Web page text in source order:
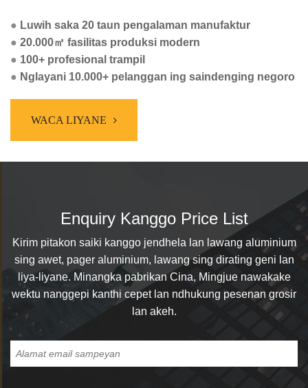
● Luwih saka 20 taun pengalaman manufaktur
● 20.000㎡ fasilitas produksi modern
● 100+ profesional trampil
● Nglayani 10.000+ pelanggan ing saindenging negoro
WACA LIYANE
Enquiry Kanggo Price List
Kirim pitakon saiki kanggo jendhela lan lawang aluminium
sing awet, pager aluminium, lawang sing dirating geni lan
liya-liyane. Minangka pabrikan Cina, Mingjue nawakake
wektu nanggepi kanthi cepet lan ndhukung pesenan grosir
lan akeh.